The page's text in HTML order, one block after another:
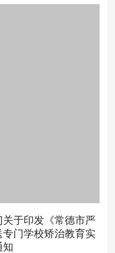
于印发《常德市严
门学校矫治教育实
知